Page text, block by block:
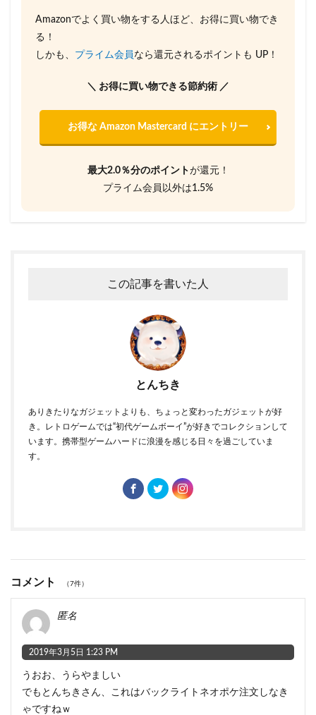
Amazonでよく買い物をする人ほど、お得に買い物でき
る！
しかも、 プライム会員 なら還元されるポイントも UP！
＼ お得に買い物できる節約術 ／
お得な Amazon Mastercard にエントリー
最大2.0％分のポイントが還元！
プライム会員以外は1.5%
この記事を書いた人
とんちき
ありきたりなガジェットよりも、ちょっと変わったガジェットが好
き。レトロゲームでは“初代ゲームボーイ”が好きでコレクションして
います。携帯型ゲームハードに浪漫を感じる日々を過ごしていま
す。
コメント （7件）
匿名
2019年3月5日 1:23 PM
うおお、うらやましい
でもとんちきさん、これはバックライトネオポケ注文しなき
ゃですねｗ